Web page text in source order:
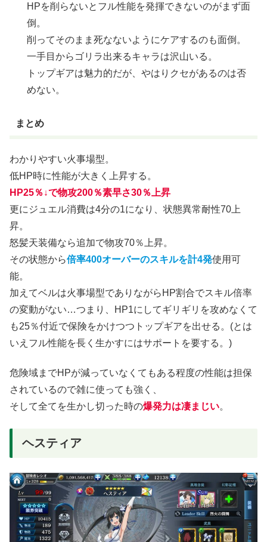
HPを削らないとフル性能を発揮できないのがまず面
倒。
削ってそのまま死なないようにケアするのも面倒。
一手目からゴリラ出来るキャラは沢山いる。
トップギアは魅力的だが、やはりクセがあるのは否
めない。
まとめ
わかりやすい火事場型。
低HP時に性能が大きく上昇する。
HP25％↓で物攻200％素早さ30％上昇
更にジュエル消費は4分の1になり、状態異常耐性70上
昇。
怒髪天装備なら追加で物攻70％上昇。
その状態から倍率400オーバーのスキルを計4発使用可
能。
加えてベルは火事場型でありながらHP割合でスキル倍率
の変動がない…つまり、HP1にしてギリギリを攻めなくて
も25％付近で保険をかけつつトップギアを出せる。(とは
いえフル性能を長く生かすにはサポートを要する。)
危険域までHPが減っていなくてもある程度の性能は担保
されているので雑に使っても強く、
そして全てを生かし切った時の爆発力は凄まじい。
ヘスティア